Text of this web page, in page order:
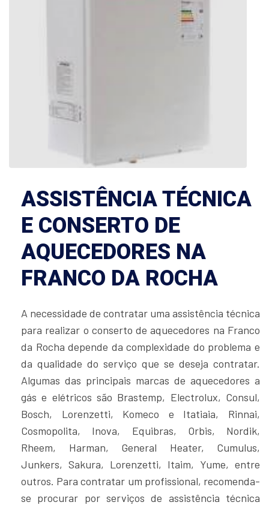
ASSISTÊNCIA TÉCNICA
E CONSERTO DE
AQUECEDORES NA
FRANCO DA ROCHA
A necessidade de contratar uma assistência técnica
para realizar o conserto de aquecedores na Franco
da Rocha depende da complexidade do problema e
da qualidade do serviço que se deseja contratar.
Algumas das principais marcas de aquecedores a
gás e elétricos são Brastemp, Electrolux, Consul,
Bosch, Lorenzetti, Komeco e Itatiaia, Rinnai,
Cosmopolita, Inova, Equibras, Orbis, Nordik,
Rheem, Harman, General Heater, Cumulus,
Junkers, Sakura, Lorenzetti, Itaim, Yume, entre
outros. Para contratar um profissional, recomenda-
se procurar por serviços de assistência técnica